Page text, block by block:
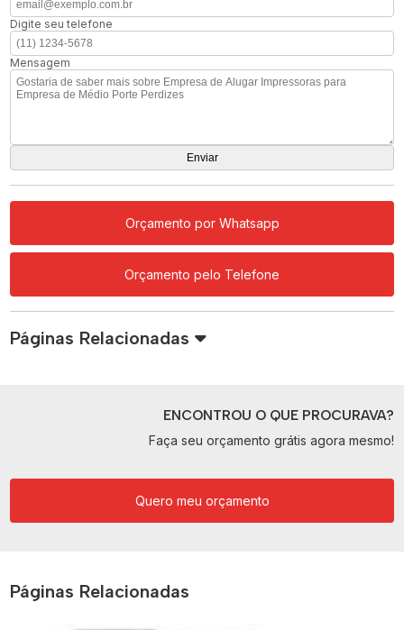
Digite seu telefone
Mensagem
Orçamento por Whatsapp
Orçamento pelo Telefone
Páginas Relacionadas
ENCONTROU O QUE PROCURAVA?
Faça seu orçamento grátis agora mesmo!
Quero meu orçamento
Páginas Relacionadas